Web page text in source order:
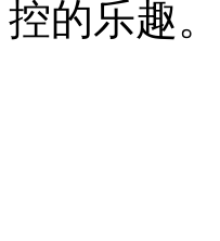
控的乐趣。